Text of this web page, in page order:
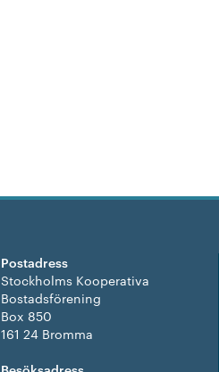
Postadress
Stockholms Kooperativa
Bostadsförening
Box 850
161 24 Bromma